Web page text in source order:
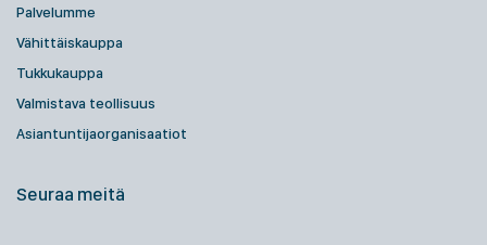
Palvelumme
Vähittäiskauppa
Tukkukauppa
Valmistava teollisuus
Asiantuntijaorganisaatiot
Seuraa meitä